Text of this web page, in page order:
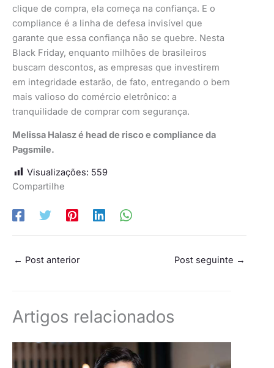
clique de compra, ela começa na confiança. E o
compliance é a linha de defesa invisível que
garante que essa confiança não se quebre. Nesta
Black Friday, enquanto milhões de brasileiros
buscam descontos, as empresas que investirem
em integridade estarão, de fato, entregando o bem
mais valioso do comércio eletrônico: a
tranquilidade de comprar com segurança.
Melissa Halasz é head de risco e compliance da
Pagsmile.
Visualizações: 559
Compartilhe
← Post anterior Post seguinte →
Artigos relacionados